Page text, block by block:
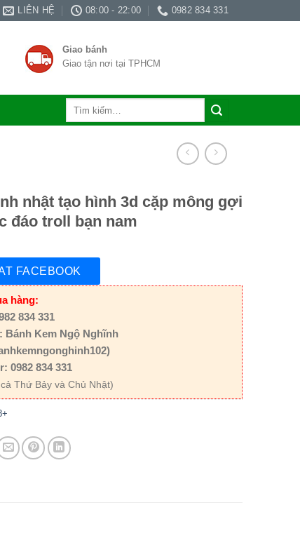
LIÊN HỆ 08:00 - 22:00 0982 834 331
Giao bánh
Giao tận nơi tại TPHCM
nhật tạo hình 3d cặp mông gợi
đáo troll bạn nam
FACEBOOK
hàng:
834 331
Bánh Kem Ngộ Nghĩnh
0982 834 331
Thứ Bảy và Chủ Nhật)